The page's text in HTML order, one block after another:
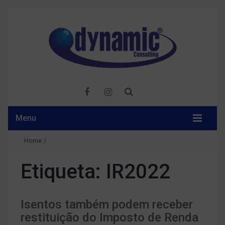
Menu
Home /
Etiqueta: IR2022
Isentos também podem receber
restituição do Imposto de Renda